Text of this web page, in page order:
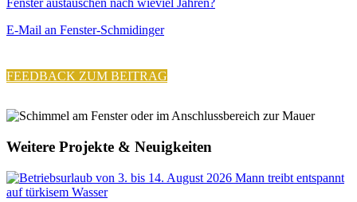
Fenster austauschen nach wieviel Jahren?
E-Mail an Fenster-Schmidinger
FEEDBACK ZUM BEITRAG
Weitere Projekte & Neuigkeiten